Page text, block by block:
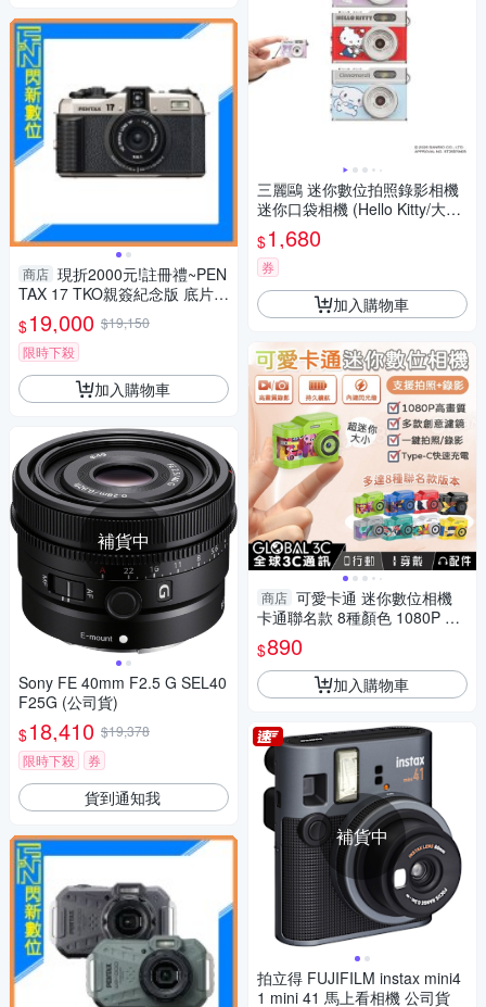
商店 現折2000元!註冊禮~PEN
TAX 17 TKO親簽紀念版 底片相
機 半格機(公司貨)限定款 套裝
組
$19,000 $19,150
限時下殺
加入購物車
補貨中
Sony FE 40mm F2.5 G SEL40
F25G (公司貨)
$18,410 $19,378
限時下殺
券
貨到通知我
三麗鷗 迷你數位拍照錄影相機
迷你口袋相機 (Hello Kitty/大耳
狗/酷洛米)
$1,680
券
加入購物車
商店 可愛卡通 迷你數位相機
卡通聯名款 8種顏色 1080P 自
拍 多款濾鏡 吊飾 掛飾
$890
加入購物車
補貨中
拍立得 FUJIFILM instax mini4
1 mini 41 馬上看相機 公司貨